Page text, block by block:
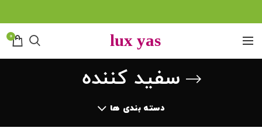
0
سفید کننده
دسته بندی ها